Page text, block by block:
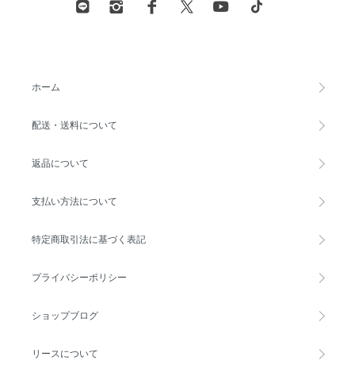
ホーム
配送・送料について
返品について
支払い方法について
特定商取引法に基づく表記
プライバシーポリシー
ショップブログ
リースについて